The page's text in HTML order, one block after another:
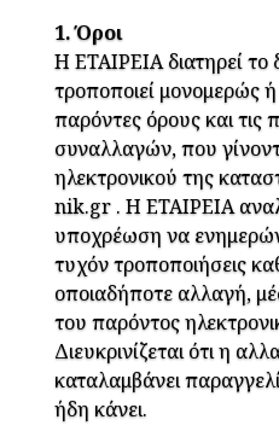
1. Όροι
Η ΕΤΑΙΡΕΙΑ διατηρεί το
τροποποιεί μονομερώς
παρόντες όρους και τις
συναλλαγών, που
ηλεκτρονικού της
nik.gr . Η ΕΤΑΙΡΕΙΑ
υποχρέωση να
τυχόν τροποποιήσεις
οποιαδήποτε αλλαγή,
του παρόντος
Διευκρινίζεται ότι η
καταλαμβάνει
ήδη κάνει.